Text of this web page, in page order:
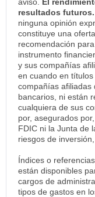
aviso. El
resultados futuros.
ninguna opinión
constituye una
recomendación
instrumento
y sus compañías
en cuando en
compañías afiliadas
bancarios, ni están
cualquiera de sus
por, asegurados
FDIC ni la Junta de
riesgos de
Índices o
están disponibles
cargos de
tipos de gastos en